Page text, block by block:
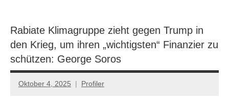
Geschichten
Rabiate Klimagruppe zieht gegen Trump in
den Krieg, um ihren „wichtigsten“ Finanzier zu
schützen: George Soros
Oktober 4, 2025 Profiler
Keine